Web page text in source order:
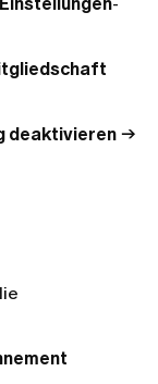
Einstellungen-
deaktivieren →